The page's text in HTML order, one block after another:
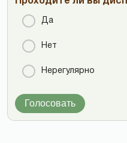
Да
Нет
Нерегулярно
Голосовать